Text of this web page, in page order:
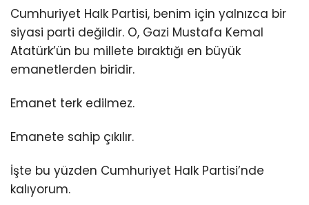
Cumhuriyet Halk Partisi, benim için yalnızca bir
siyasi parti değildir. O, Gazi Mustafa Kemal
Atatürk’ün bu millete bıraktığı en büyük
emanetlerden biridir.
Emanet terk edilmez.
Emanete sahip çıkılır.
İşte bu yüzden Cumhuriyet Halk Partisi’nde
kalıyorum.